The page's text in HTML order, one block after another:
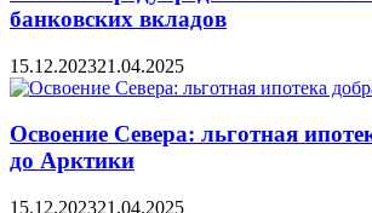
банковских вкладов
15.12.202321.04.2025
Освоение Севера: льготная
до Арктики
15.12.202321.04.2025